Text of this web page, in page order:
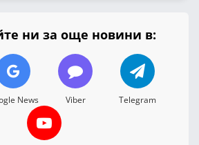
ни за още новини в:
News Viber Telegram